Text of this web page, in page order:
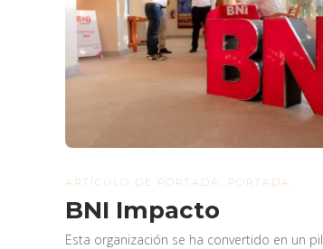
ARTÍCULO DE PORTADA PORTADA
BNI Impacto
Esta organización se ha convertido en un